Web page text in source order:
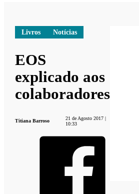
Livros Notícias
EOS
explicado aos
colaboradores
Titiana Barroso
21 de Agosto 2017 |
10:33